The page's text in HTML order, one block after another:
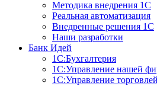
Методика внедрения 1С
Реальная автоматизация
Внедренные решения 1С
Наши разработки
Банк Идей
1С:Бухгалтерия
1С:Управление нашей
1С:Управление торговлей